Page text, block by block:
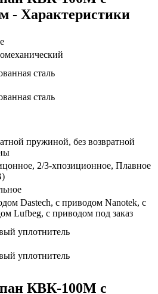
- Характеристики
сталь
сталь
пружиной, без возвратной
2/3-хпозиционное, Плавное
Dastech, с приводом Nanotek, с
Lufbeg, с приводом под заказ
уплотнитель
уплотнитель
КВК-100М с